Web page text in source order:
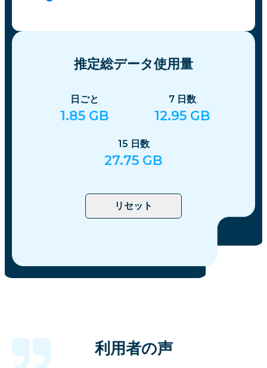
推定総データ使用量
日ごと
1.85 GB
7 日数
12.95 GB
15 日数
27.75 GB
リセット
利用者の声